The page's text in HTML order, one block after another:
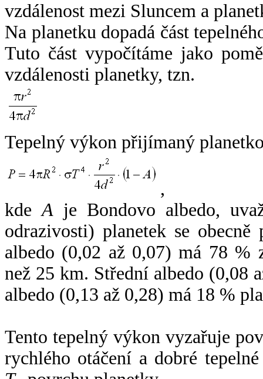
vzdálenost mezi Sluncem a
Na planetku dopadá část
Tuto část vypočítáme jako
vzdálenosti planetky, tzn.
Tepelný výkon přijímaný
,
kdeA je Bondovo albedo,
odrazivosti) planetek se
albedo (0,02 až 0,07) má 78 %
než 25 km. Střední albedo (0,08
albedo (0,13 až 0,28) má 18 %
Tento tepelný výkon vyzařuje
rychlého otáčení a dobré